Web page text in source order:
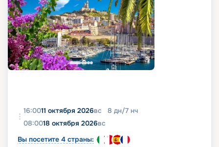
16:0011 октября 2026вс 8 дн/7 нч
08:0018 октября 2026вс
Вы посетите 4 страны: